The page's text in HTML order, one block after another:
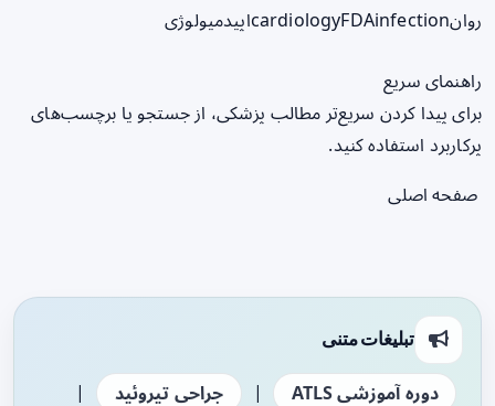
روان
cardiologyFDAinfection اپیدمیولوژی
راهنمای سریع
برای پیدا کردن سریع‌تر مطالب پزشکی، از جستجو یا برچسب‌های
پرکاربرد استفاده کنید.
صفحه اصلی
تبلیغات متنی
دوره آموزشی ATLS | جراحی تیروئید |